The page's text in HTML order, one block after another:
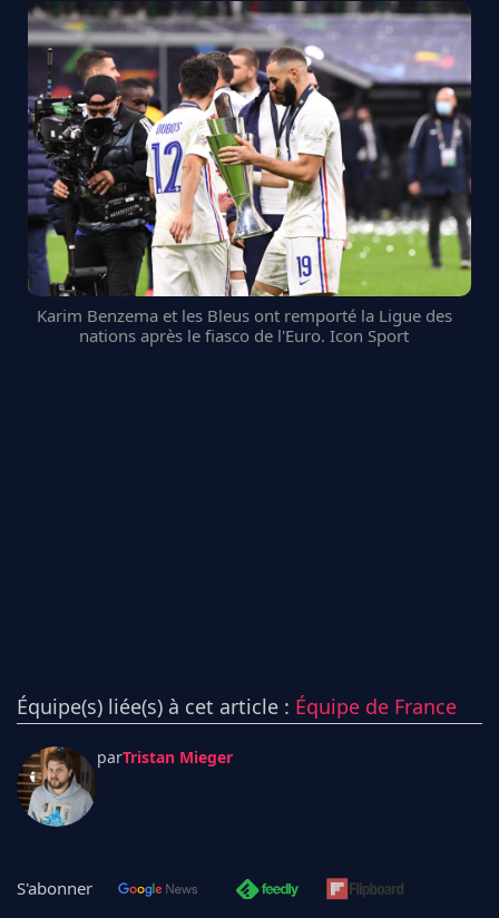
Karim Benzema et les Bleus ont remporté la Ligue des
nations après le fiasco de l'Euro. Icon Sport
Équipe(s) liée(s) à cet article : Équipe de France
parTristan Mieger
S'abonner